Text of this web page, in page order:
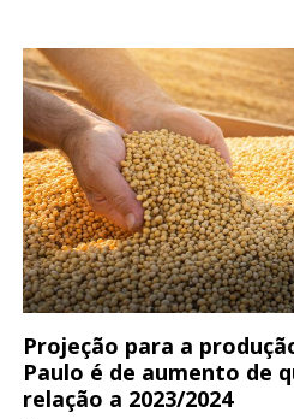
Projeção para a
Paulo é de aumento de
relação a 2023/2024